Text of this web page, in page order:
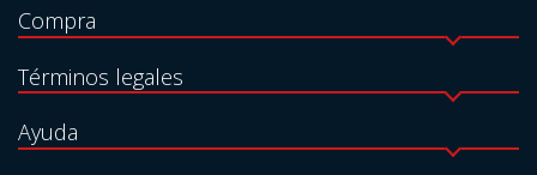
Compra
Términos legales
Ayuda